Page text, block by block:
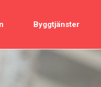
Byggtjänster